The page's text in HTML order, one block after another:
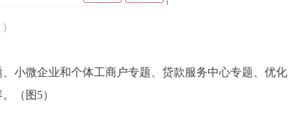
微企业和个体工商户专题、贷款服务中心专题、优化
（图5）